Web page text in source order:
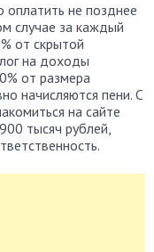
не позднее
случае за каждый
от скрытой
на доходы
от размера
начисляются пени. С
на сайте
тысяч рублей,